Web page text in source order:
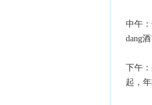
中午
dang
下午
起，